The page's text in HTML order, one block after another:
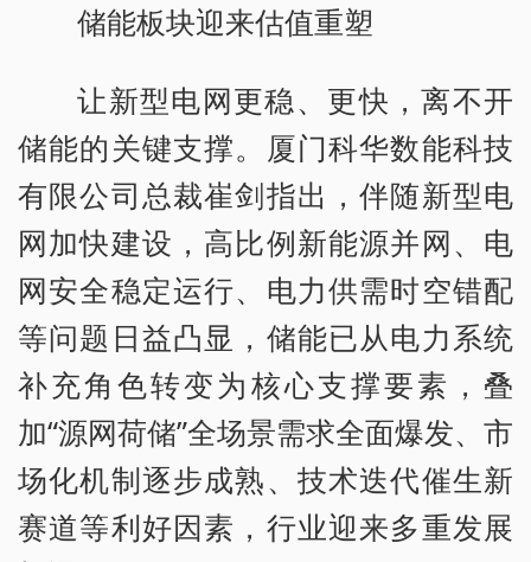
储能板块迎来估值重塑
让新型电网更稳、更快，离不开
储能的关键支撑。厦门科华数能科技
有限公司总裁崔剑指出，伴随新型电
网加快建设，高比例新能源并网、电
网安全稳定运行、电力供需时空错配
等问题日益凸显，储能已从电力系统
补充角色转变为核心支撑要素，叠
加“源网荷储”全场景需求全面爆发、市
场化机制逐步成熟、技术迭代催生新
赛道等利好因素，行业迎来多重发展